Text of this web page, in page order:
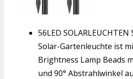
56LED SOLARLEUCHTEN
Solar-Gartenleuchte ist
Brightness Lamp Beads
und 90° Abstrahlwinkel